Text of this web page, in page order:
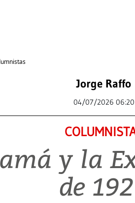
Jorge Raffo
04/07/2026 06:20
y la
de